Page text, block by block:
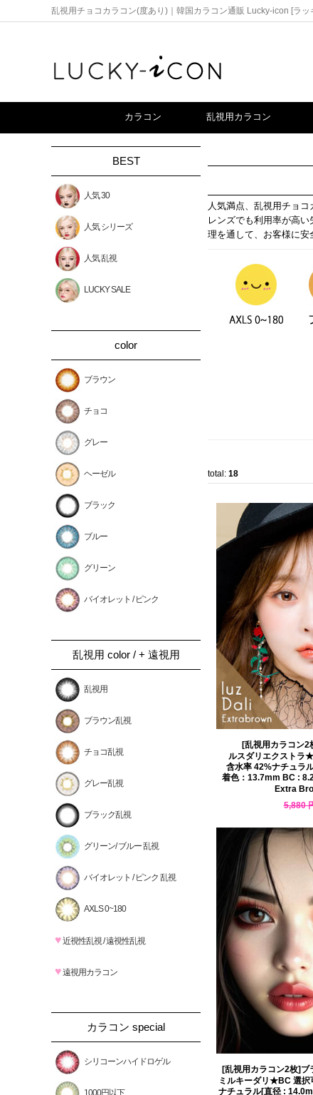
乱視用チョコカラコン(度あり)｜韓国カラコン通販 Lucky-icon [ラッ
カラコン 乱視用カラコン
BEST
人気 30
人気 シリーズ
人気 乱視
LUCKY SALE
color
ブラウン
チョコ
グレー
ヘーゼル
ブラック
ブルー
グリーン
バイオレット / ピンク
乱視用 color / + 遠視用
乱視用
ブラウン乱視
チョコ乱視
グレー乱視
ブラック乱視
グリーン/ ブルー 乱視
バイオレット / ピンク 乱視
AXLS 0~180
♥近視性乱視 / 遠視性乱視
♥遠視用カラコン
カラコン special
シリコーンハイドロゲル
1000円以下
人気満点、乱視用チョ
レンズでも利用率が高
理を通して、お客様に安
total: 18
[乱視用カラコン2
ルスダリエクストラ
含水率 42%ナチュラ
着色：13.7mm BC :
Extra
5,880
[乱視用カラコン2枚]ブ
ミルキーダリ★BC 選
ナチュラル[直径 :